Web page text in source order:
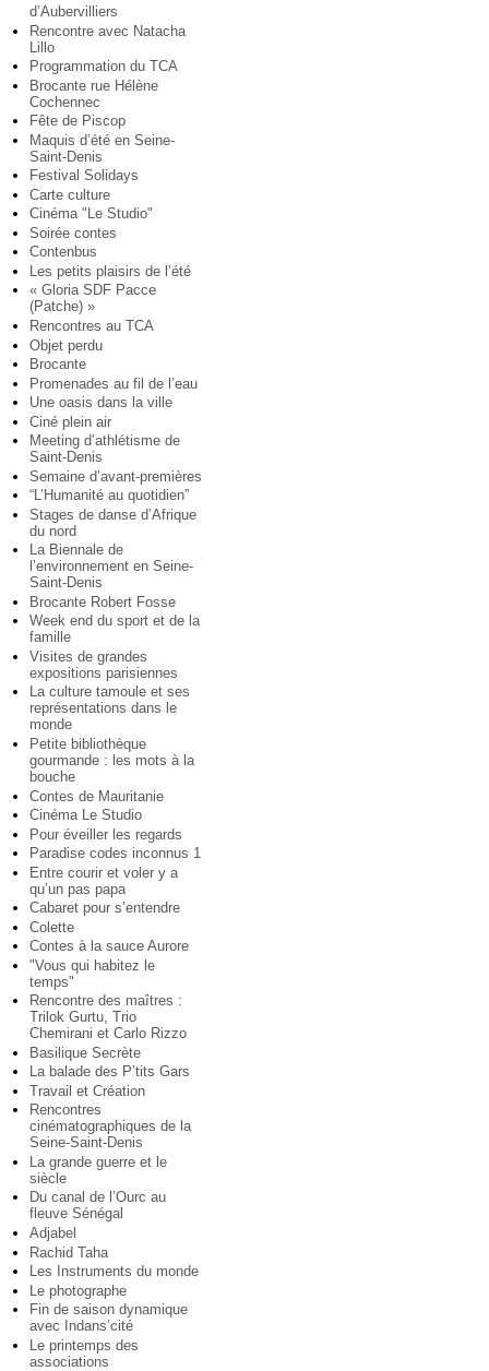
d’Aubervilliers
Rencontre avec Natacha
Lillo
Programmation du TCA
Brocante rue Hélène
Cochennec
Fête de Piscop
Maquis d’été en Seine-
Saint-Denis
Festival Solidays
Carte culture
Cinéma "Le Studio"
Soirée contes
Contenbus
Les petits plaisirs de l’été
« Gloria SDF Pacce
(Patche) »
Rencontres au TCA
Objet perdu
Brocante
Promenades au fil de l’eau
Une oasis dans la ville
Ciné plein air
Meeting d’athlétisme de
Saint-Denis
Semaine d’avant-premières
“L’Humanité au quotidien”
Stages de danse d’Afrique
du nord
La Biennale de
l’environnement en Seine-
Saint-Denis
Brocante Robert Fosse
Week end du sport et de la
famille
Visites de grandes
expositions parisiennes
La culture tamoule et ses
représentations dans le
monde
Petite bibliothèque
gourmande : les mots à la
bouche
Contes de Mauritanie
Cinéma Le Studio
Pour éveiller les regards
Paradise codes inconnus 1
Entre courir et voler y a
qu’un pas papa
Cabaret pour s’entendre
Colette
Contes à la sauce Aurore
"Vous qui habitez le
temps"
Rencontre des maîtres :
Trilok Gurtu, Trio
Chemirani et Carlo Rizzo
Basilique Secrète
La balade des P’tits Gars
Travail et Création
Rencontres
cinématographiques de la
Seine-Saint-Denis
La grande guerre et le
siècle
Du canal de l’Ourc au
fleuve Sénégal
Adjabel
Rachid Taha
Les Instruments du monde
Le photographe
Fin de saison dynamique
avec Indans’cité
Le printemps des
associations